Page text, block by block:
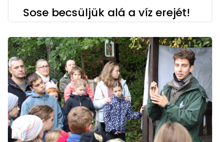
Sose becsüljük alá a víz erejét!